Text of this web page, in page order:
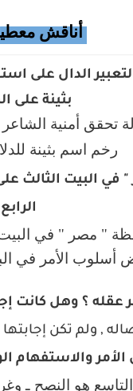
أناقش
الدال على
بثينة على
تحقق أمنية
رخم اسم بثينة
" في البيت الثالث
" مصر " في البيت
أسلوب الأمر في
عقله ؟ وهل كانت
, ولم تكن
والاستفهام
هو النصح ـ